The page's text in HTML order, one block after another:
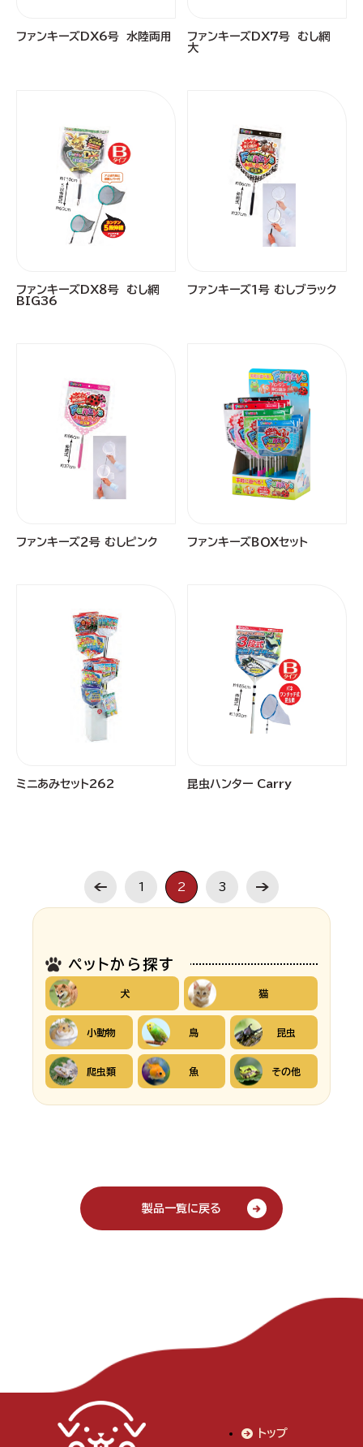
ファンキーズDX6号 水陸両用
ファンキーズDX７号 むし網
大
ファンキーズDX８号 むし網
BIG36
ファンキーズ１号 むしブラック
ファンキーズ２号 むしピンク ファンキーズＢＯＸセット
ミニあみセット262 昆虫ハンター Carry
1 2 3
ペットから探す
犬 猫
小動物 鳥 昆虫
爬虫類 魚 その他
製品一覧に戻る
トップ